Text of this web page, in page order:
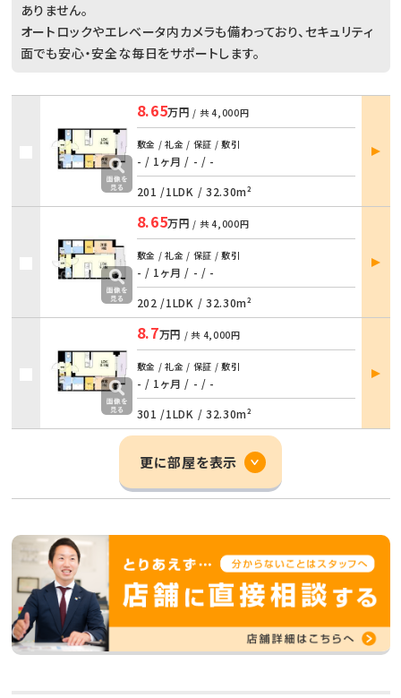
ありません。
オートロックやエレベータ内カメラも備わっており、セキュリティ
面でも安心・安全な毎日をサポートします。
8.65万円 / 共4,000円
敷金 / 礼金 / 保証 / 敷引
- / 1ヶ月 / - / -
201 /1LDK / 32.30m²
部屋
詳細
8.65万円 / 共4,000円
敷金 / 礼金 / 保証 / 敷引
- / 1ヶ月 / - / -
202 /1LDK / 32.30m²
部屋
詳細
8.7万円 / 共 4,000円
敷金 / 礼金 / 保証 / 敷引
- / 1ヶ月 / - / -
301 /1LDK / 32.30m²
部屋
詳細
更に部屋を表示